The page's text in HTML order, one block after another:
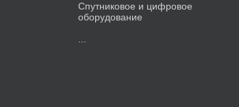
Спутниковое и цифровое
оборудование